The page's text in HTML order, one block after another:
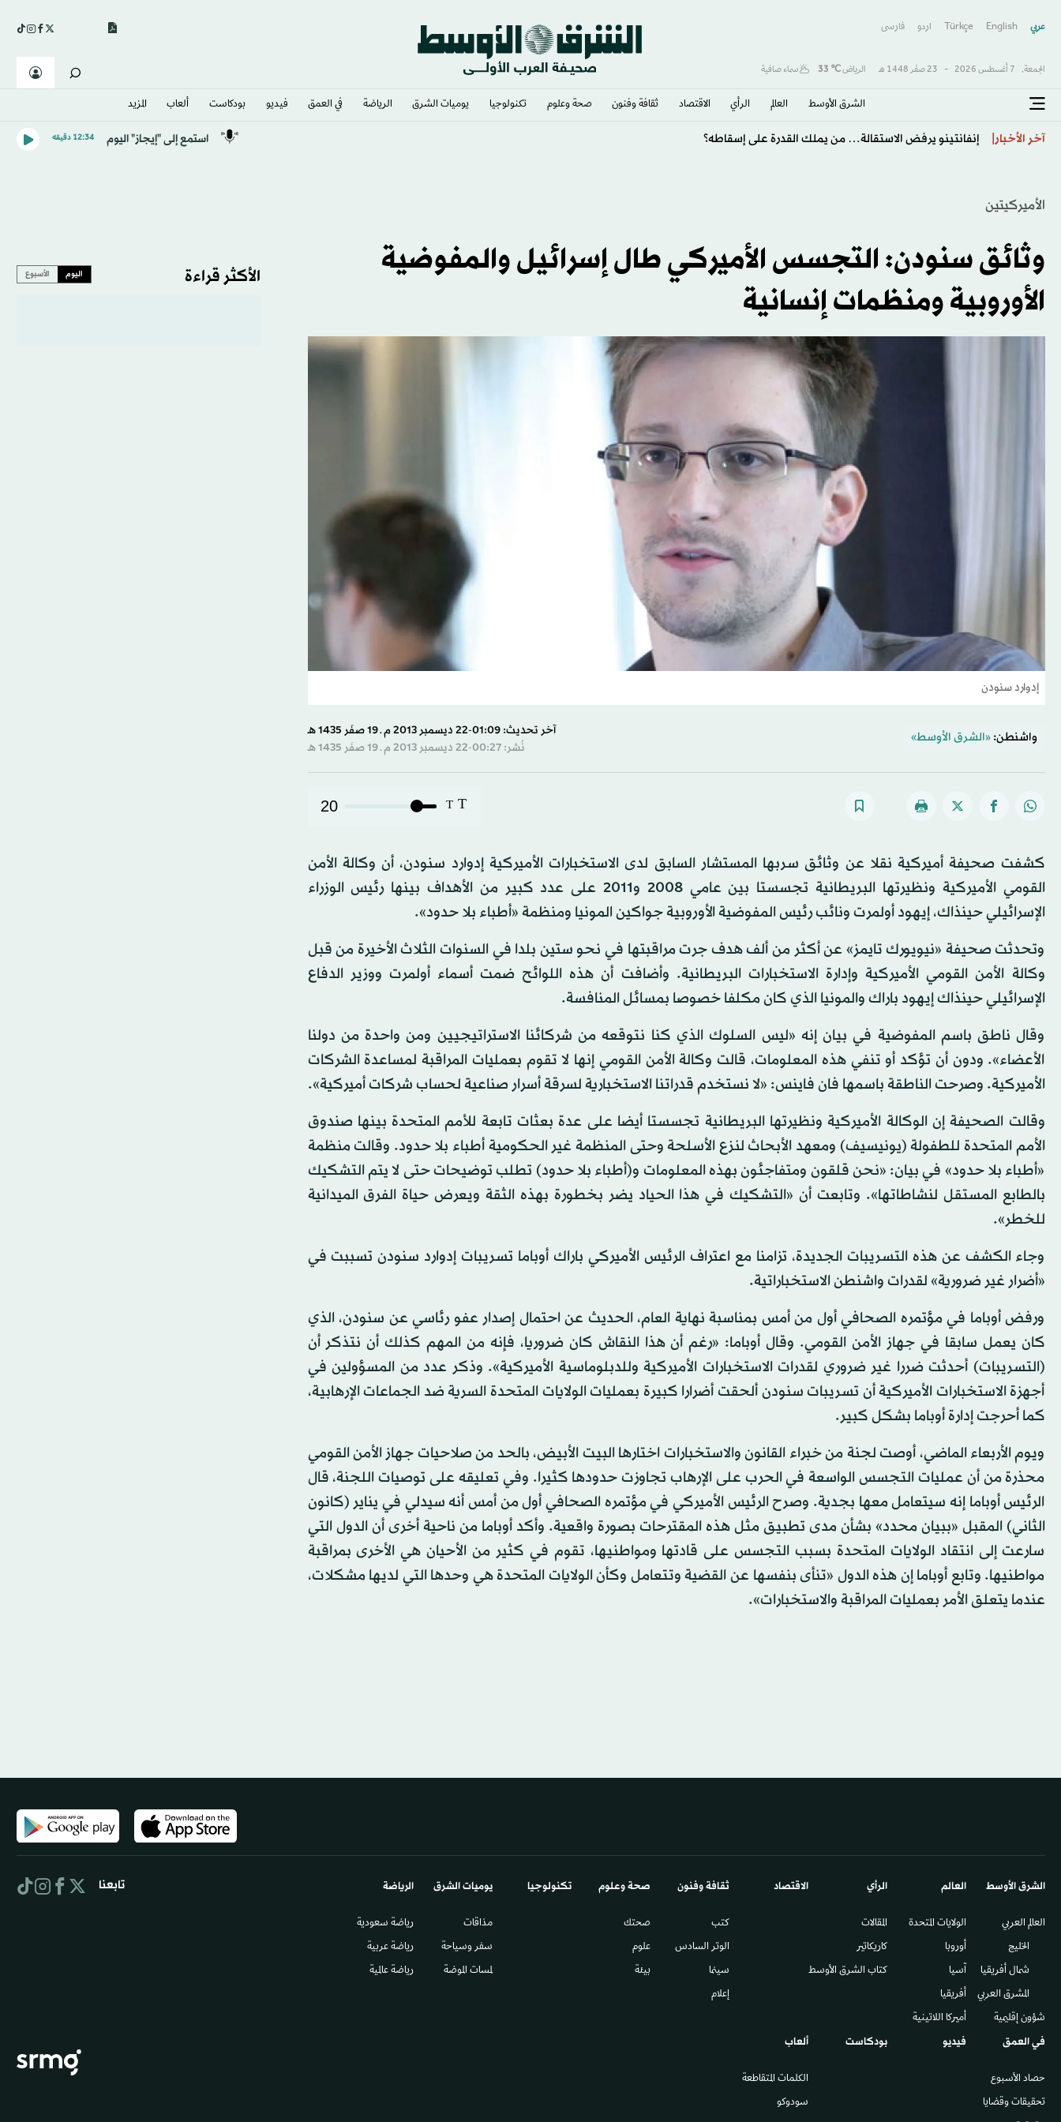
عربي English
Türkçe اردو فارسى
الجمعة, 7 أغسطس 2026 - 23 صفَر 1448 هـ الرياض℃
33 سماء صافية
الشرق الأوسط​ العالم الرأي الاقتصاد ثقافة وفنون صحة وعلوم تكنولوجيا يوميات الشرق​ الرياضة في العمق فيديو بودكاست ألعاب المزيد
آخر الأخبار استمع إلى "إيجاز" اليوم 12:34 دقيقه
الأميركيتين
وثائق سنودن: التجسس الأميركي طال إسرائيل والمفوضية
الأوروبية ومنظمات إنسانية
إدوارد سنودن
واشنطن: «الشرق الأوسط»
آخر تحديث: 01:09-22 ديسمبر 2013 م ـ 19 صفَر 1435 هـ
نُشر: 00:27-22 ديسمبر 2013 م ـ 19 صفَر 1435 هـ
T
T
20
كشفت صحيفة أميركية نقلا عن وثائق سربها المستشار السابق لدى الاستخبارات الأميركية إدوارد سنودن، أن وكالة الأمن
القومي الأميركية ونظيرتها البريطانية تجسستا بين عامي 2008 و2011 على عدد كبير من الأهداف بينها رئيس الوزراء
الإسرائيلي حينذاك، إيهود أولمرت ونائب رئيس المفوضية الأوروبية جواكين المونيا ومنظمة «أطباء بلا حدود».
وتحدثت صحيفة «نيويورك تايمز» عن أكثر من ألف هدف جرت مراقبتها في نحو ستين بلدا في السنوات الثلاث الأخيرة من قبل
وكالة الأمن القومي الأميركية وإدارة الاستخبارات البريطانية. وأضافت أن هذه اللوائح ضمت أسماء أولمرت ووزير الدفاع
الإسرائيلي حينذاك إيهود باراك والمونيا الذي كان مكلفا خصوصا بمسائل المنافسة.
وقال ناطق باسم المفوضية في بيان إنه «ليس السلوك الذي كنا نتوقعه من شركائنا الاستراتيجيين ومن واحدة من دولنا
الأعضاء». ودون أن تؤكد أو تنفي هذه المعلومات، قالت وكالة الأمن القومي إنها لا تقوم بعمليات المراقبة لمساعدة الشركات
الأميركية. وصرحت الناطقة باسمها فان فاينس: «لا نستخدم قدراتنا الاستخبارية لسرقة أسرار صناعية لحساب شركات أميركية».
وقالت الصحيفة إن الوكالة الأميركية ونظيرتها البريطانية تجسستا أيضا على عدة بعثات تابعة للأمم المتحدة بينها صندوق
الأمم المتحدة للطفولة (يونيسيف) ومعهد الأبحاث لنزع الأسلحة وحتى المنظمة غير الحكومية أطباء بلا حدود. وقالت منظمة
«أطباء بلا حدود» في بيان: «نحن قلقون ومتفاجئون بهذه المعلومات و(أطباء بلا حدود) تطلب توضيحات حتى لا يتم التشكيك
بالطابع المستقل لنشاطاتها». وتابعت أن «التشكيك في هذا الحياد يضر بخطورة بهذه الثقة ويعرض حياة الفرق الميدانية
للخطر».
وجاء الكشف عن هذه التسريبات الجديدة، تزامنا مع اعتراف الرئيس الأميركي باراك أوباما تسريبات إدوارد سنودن تسببت في
«أضرار غير ضرورية» لقدرات واشنطن الاستخباراتية.
ورفض أوباما في مؤتمره الصحافي أول من أمس بمناسبة نهاية العام، الحديث عن احتمال إصدار عفو رئاسي عن سنودن، الذي
كان يعمل سابقا في جهاز الأمن القومي. وقال أوباما: «رغم أن هذا النقاش كان ضروريا، فإنه من المهم كذلك أن نتذكر أن
(التسريبات) أحدثت ضررا غير ضروري لقدرات الاستخبارات الأميركية وللدبلوماسية الأميركية». وذكر عدد من المسؤولين في
أجهزة الاستخبارات الأميركية أن تسريبات سنودن ألحقت أضرارا كبيرة بعمليات الولايات المتحدة السرية ضد الجماعات الإرهابية،
كما أحرجت إدارة أوباما بشكل كبير.
ويوم الأربعاء الماضي، أوصت لجنة من خبراء القانون والاستخبارات اختارها البيت الأبيض، بالحد من صلاحيات جهاز الأمن القومي
محذرة من أن عمليات التجسس الواسعة في الحرب على الإرهاب تجاوزت حدودها كثيرا. وفي تعليقه على توصيات اللجنة، قال
الرئيس أوباما إنه سيتعامل معها بجدية. وصرح الرئيس الأميركي في مؤتمره الصحافي أول من أمس أنه سيدلي في يناير (كانون
الثاني) المقبل «ببيان محدد» بشأن مدى تطبيق مثل هذه المقترحات بصورة واقعية. وأكد أوباما من ناحية أخرى أن الدول التي
سارعت إلى انتقاد الولايات المتحدة بسبب التجسس على قادتها ومواطنيها، تقوم في كثير من الأحيان هي الأخرى بمراقبة
مواطنيها. وتابع أوباما إن هذه الدول «تنأى بنفسها عن القضية وتتعامل وكأن الولايات المتحدة هي وحدها التي لديها مشكلات،
عندما يتعلق الأمر بعمليات المراقبة والاستخبارات».
الأكثر قراءة اليوم الأسبوع
الشرق الأوسط​
العالم العربي
الخليج
شمال أفريقيا
المشرق العربي
شؤون إقليمية
العالم
الولايات المتحدة
أوروبا
آسيا
أفريقيا
أميركا اللاتينية
الرأي
المقالات
كاريكاتير
كتاب الشرق الأوسط
الاقتصاد ثقافة وفنون
كتب
الوتر السادس​
سينما
إعلام
صحة وعلوم
صحتك
علوم
بيئة
تكنولوجيا يوميات الشرق​
مذاقات
سفر وسياحة
لمسات الموضة
الرياضة
رياضة سعودية
رياضة عربية
رياضة عالمية
في العمق
حصاد الأسبوع
تحقيقات وقضايا
فيديو بودكاست ألعاب
الكلمات المتقاطعة
سودوكو
تابعنا